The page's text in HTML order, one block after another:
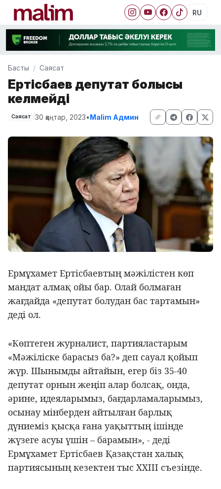
RU
Басты Саясат
Ертісбаев депутат болғысы
келмейді
Саясат 30 қаңтар, 2023•Malim Админ
Ермұхамет Ертісбаевтың мәжілістен көп
мандат алмақ ойы бар. Олай болмаған
жағдайда «депутат болудан бас тартамын»
деді ол.
«Көптеген журналист, партияластарым
«Мәжіліске барасыз ба?» деп сауал қойып
жүр. Шынымды айтайын, егер біз 35-40
депутат орнын жеңіп алар болсақ, онда,
әрине, идеяларымыз, бағдарламаларымыз,
осынау мінберден айтылған барлық
дүниеміз қысқа ғана уақыттың ішінде
жүзеге асуы үшін – барамын», - деді
Ермұхамет Ертісбаев Қазақстан халық
партиясының кезектен тыс ХХІІІ съезінде.